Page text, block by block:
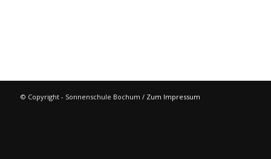
© Copyright - Sonnenschule Bochum / Zum Impressum